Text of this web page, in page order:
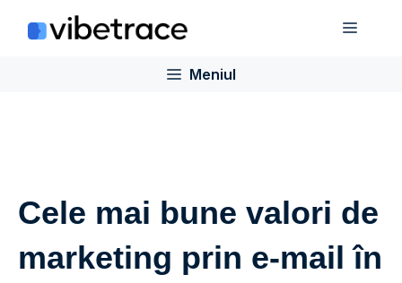
Meniul
Cele mai bune valori de
marketing prin e-mail în